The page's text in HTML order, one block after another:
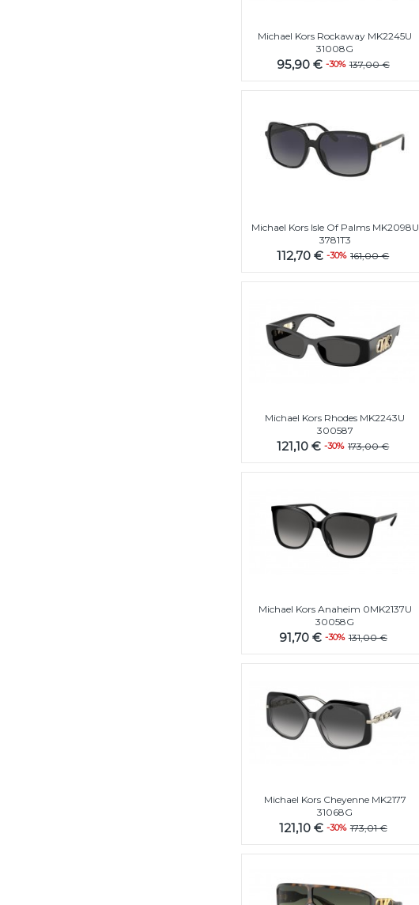
Michael Kors Rockaway MK2245U
31008G
95,90 € -30% 137,00 €
Michael Kors Isle Of Palms MK2098U
3781T3
112,70 €-30% 161,00 €
Michael Kors Rhodes MK2243U
300587
121,10 €-30% 173,00 €
Michael Kors Anaheim 0MK2137U
30058G
91,70 € -30% 131,00 €
Michael Kors Cheyenne MK2177
31068G
121,10 € -30% 173,01 €